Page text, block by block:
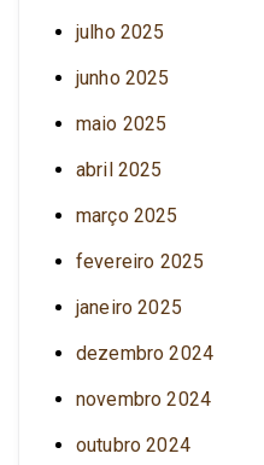
julho 2025
junho 2025
maio 2025
abril 2025
março 2025
fevereiro 2025
janeiro 2025
dezembro 2024
novembro 2024
outubro 2024